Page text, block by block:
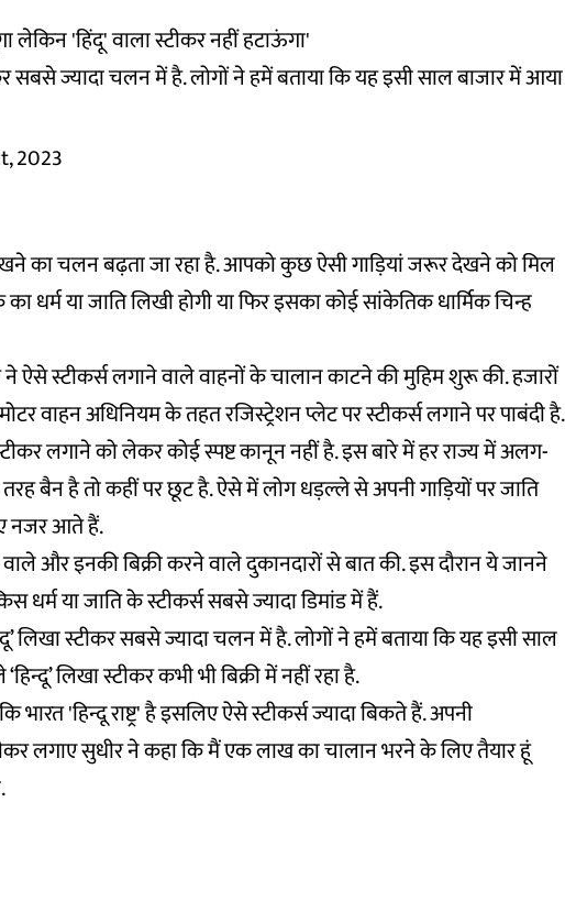
'हिंदू' वाला स्टीकर नहीं हटाऊंगा'
सबसे ज्यादा चलन में है. लोगों ने हमें बताया कि यह इसी साल बाजार में आया
2023
का चलन बढ़ता जा रहा है. आपको कुछ ऐसी गाड़ियां जरूर देखने को मिल
धर्म या जाति लिखी होगी या फिर इसका कोई सांकेतिक धार्मिक चिन्ह
ने ऐसे स्टीकर्स लगाने वाले वाहनों के चालान काटने की मुहिम शुरू की. हजारों
वाहन अधिनियम के तहत रजिस्ट्रेशन प्लेट पर स्टीकर्स लगाने पर पाबंदी है.
लगाने को लेकर कोई स्पष्ट कानून नहीं है. इस बारे में हर राज्य में अलग-
बैन है तो कहीं पर छूट है. ऐसे में लोग धड़ल्ले से अपनी गाड़ियों पर जाति
नजर आते हैं.
और इनकी बिक्री करने वाले दुकानदारों से बात की. इस दौरान ये जानने
धर्म या जाति के स्टीकर्स सबसे ज्यादा डिमांड में हैं.
लिखा स्टीकर सबसे ज्यादा चलन में है. लोगों ने हमें बताया कि यह इसी साल
लिखा स्टीकर कभी भी बिक्री में नहीं रहा है.
'हिन्दू राष्ट्र' है इसलिए ऐसे स्टीकर्स ज्यादा बिकते हैं. अपनी
लगाए सुधीर ने कहा कि मैं एक लाख का चालान भरने के लिए तैयार हूं